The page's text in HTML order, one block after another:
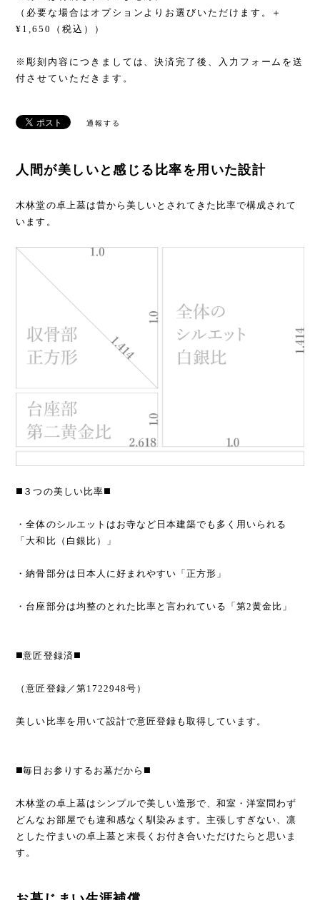
（必要な場合はオプションよりお選びいただけます。＋
¥1,650（税込））
※彫刻内容につきましては、決済完了後、入力フォームを送
付させていただきます。
通報する
人間が美しいと感じる比率を用いた設計
木林堂の卓上墓は昔から美しいとされてきた比率で構成されて
います。
◼️３つの美しい比率◼️
・全体のシルエットはお寺など日本建築でも多く用いられる
「大和比（白銀比）」
・納骨部分は日本人に好まれやすい「正方形」
・台座部分は均整のとれた比率と言われている「第2黄金比」
◼️意匠登録済◼️
（意匠登録／第1722948号）
美しい比率を用いて設計で意匠登録も取得しています。
◼️毎日お参りするお墓だから◼️
木林堂の卓上墓はシンプルで美しい造形で、和室・洋室問わず
どんなお部屋でも違和感なく馴染みます。主張しすぎない、凛
とした佇まいの卓上墓と末長くお付き合いただけたらと思いま
す。